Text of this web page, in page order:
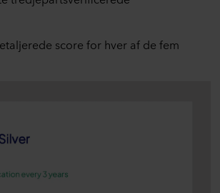
score for hver af de fem